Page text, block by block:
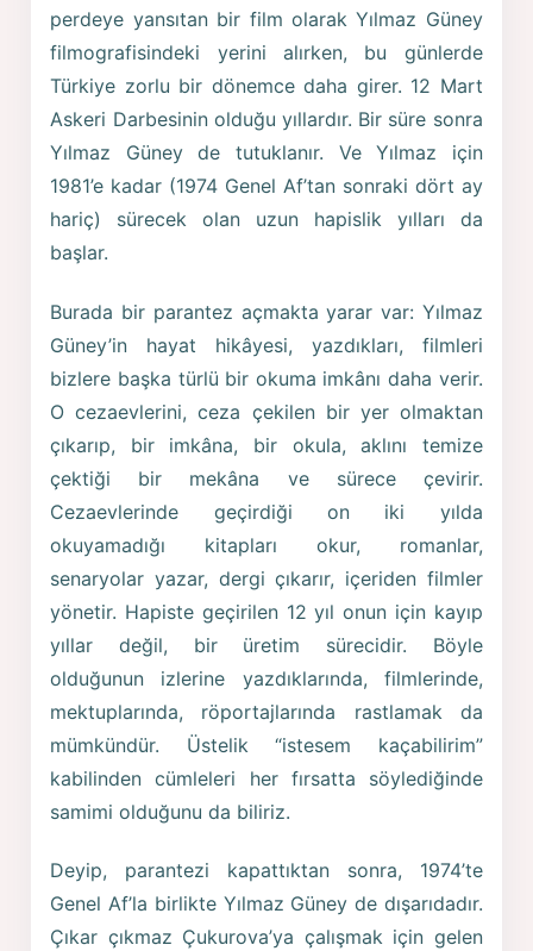
perdeye yansıtan bir film olarak Yılmaz Güney
filmografisindeki yerini alırken, bu günlerde
Türkiye zorlu bir dönemce daha girer. 12 Mart
Askeri Darbesinin olduğu yıllardır. Bir süre sonra
Yılmaz Güney de tutuklanır. Ve Yılmaz için
1981’e kadar (1974 Genel Af’tan sonraki dört ay
hariç) sürecek olan uzun hapislik yılları da
başlar.
Burada bir parantez açmakta yarar var: Yılmaz
Güney’in hayat hikâyesi, yazdıkları, filmleri
bizlere başka türlü bir okuma imkânı daha verir.
O cezaevlerini, ceza çekilen bir yer olmaktan
çıkarıp, bir imkâna, bir okula, aklını temize
çektiği bir mekâna ve sürece çevirir.
Cezaevlerinde geçirdiği on iki yılda
okuyamadığı kitapları okur, romanlar,
senaryolar yazar, dergi çıkarır, içeriden filmler
yönetir. Hapiste geçirilen 12 yıl onun için kayıp
yıllar değil, bir üretim sürecidir. Böyle
olduğunun izlerine yazdıklarında, filmlerinde,
mektuplarında, röportajlarında rastlamak da
mümkündür. Üstelik “istesem kaçabilirim”
kabilinden cümleleri her fırsatta söylediğinde
samimi olduğunu da biliriz.
Deyip, parantezi kapattıktan sonra, 1974’te
Genel Af’la birlikte Yılmaz Güney de dışarıdadır.
Çıkar çıkmaz Çukurova’ya çalışmak için gelen